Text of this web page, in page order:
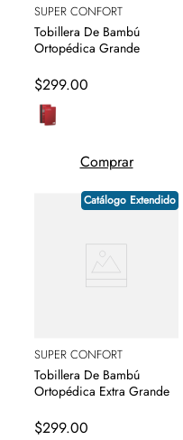
SUPER CONFORT
Tobillera De Bambú
Ortopédica Grande
$299.00
Comprar
Catálogo Extendido
SUPER CONFORT
Tobillera De Bambú
Ortopédica Extra Grande
$299.00